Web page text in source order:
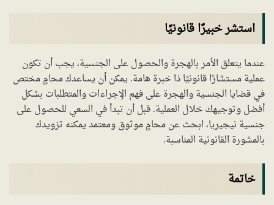
استشر خبيرًا قانونيًا
عندما يتعلق الأمر بالهجرة والحصول على الجنسية، يجب أن تكون
عملية مستشارًا قانونيًا ذا خبرة هامة. يمكن أن يساعدك محامٍ مختص
في قضايا الجنسية والهجرة على فهم الإجراءات والمتطلبات بشكل
أفضل وتوجيهك خلال العملية. قبل أن تبدأ في السعي للحصول على
جنسية نيجيريا، ابحث عن محامٍ موثوق ومعتمد يمكنه تزويدك
بالمشورة القانونية المناسبة.
خاتمة